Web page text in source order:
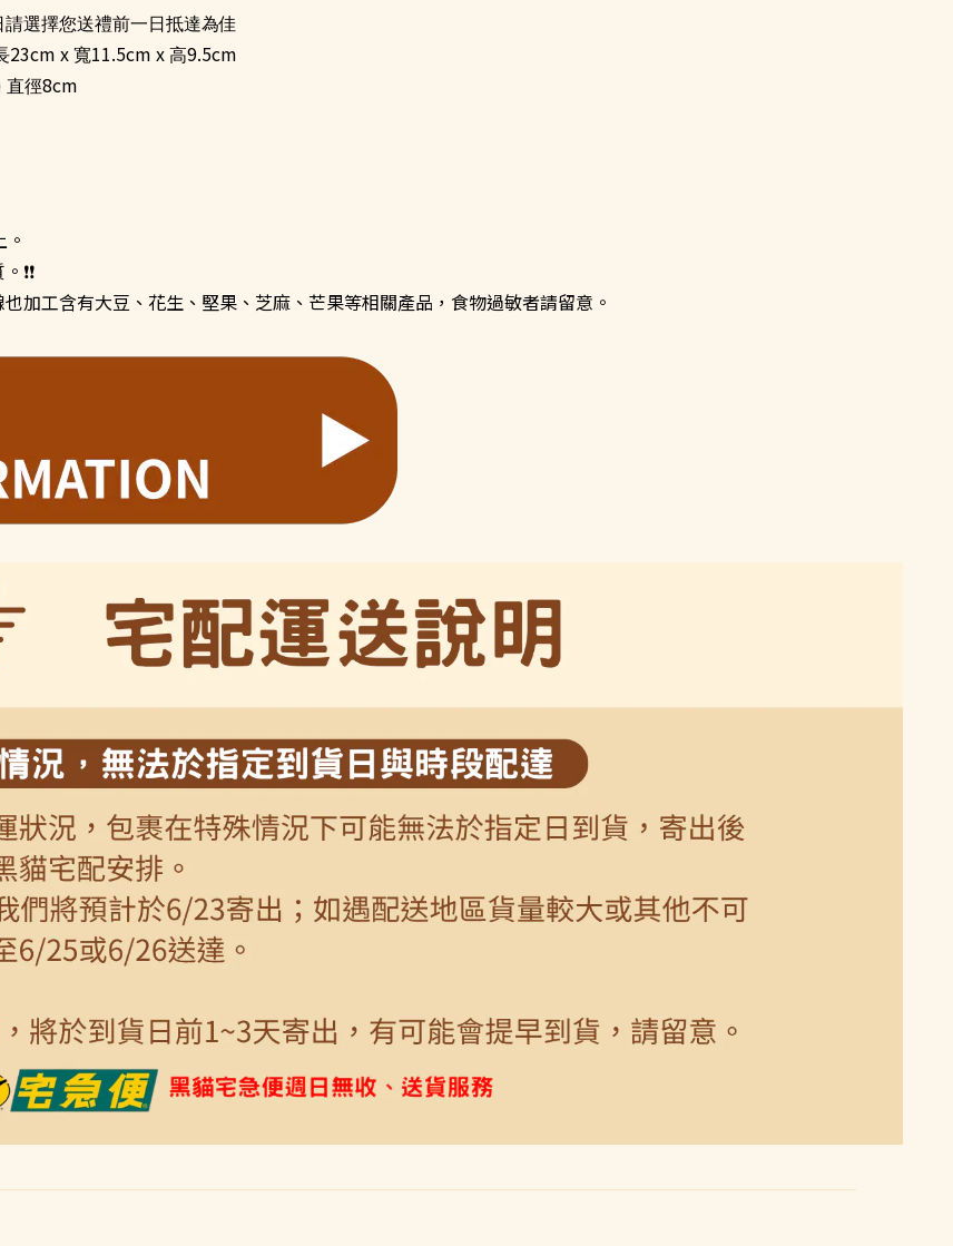
選擇您送禮前一日抵達為佳
23cm x 寬11.5cm x 高9.5cm
直徑8cm
加工含有大豆、花生、堅果、芝麻、芒果等相關產品，食物過敏者請留意。